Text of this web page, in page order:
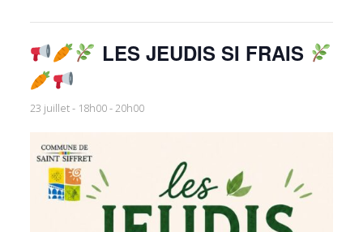
LES JEUDIS SI FRAIS
23 juillet - 18h00-20h00